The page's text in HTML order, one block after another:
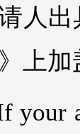
人
上加
your